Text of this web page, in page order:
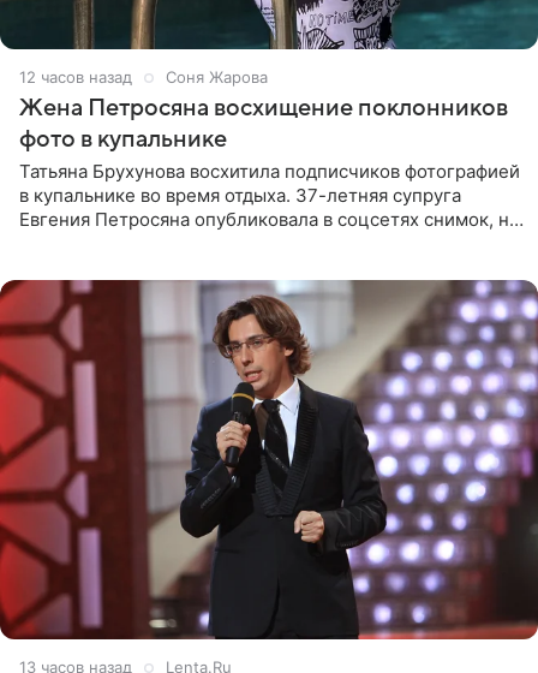
12 часов назад Соня Жарова
Жена Петросяна восхищение поклонников
фото в купальнике
Татьяна Брухунова восхитила подписчиков фотографией
в купальнике во время отдыха. 37-летняя супруга
Евгения Петросяна опубликовала в соцсетях снимок, на
13 часов назад Lenta.Ru